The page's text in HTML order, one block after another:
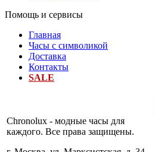
Помощь и сервисы
Главная
Часы с символикой
Доставка
Контакты
SALE
Chronolux - модные часы для
каждого. Все права защищены.